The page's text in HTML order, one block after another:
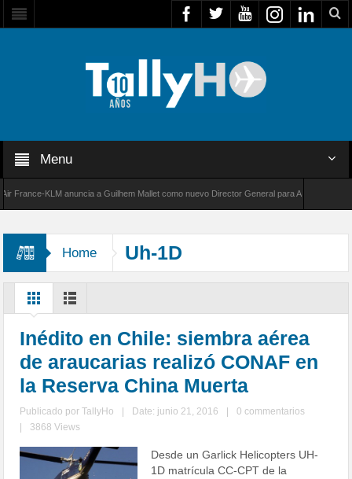
Menu
KLM anuncia a Guilhem Mallet como nuevo Director General para América Latina
Home Uh-1D
Inédito en Chile: siembra aérea
de araucarias realizó CONAF en
la Reserva China Muerta
Publicado porTallyHo Date: junio 21, 2016
0 commentarios
3868 Views
Desde un Garlick Helicopters UH-
1D matrícula CC-CPT de la